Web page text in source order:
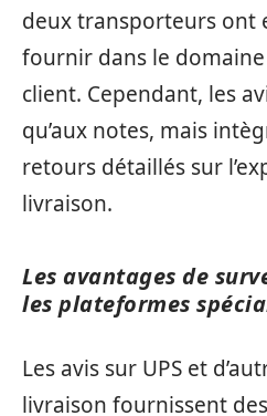
deux transporteurs ont
fournir dans le
client. Cependant, les
qu’aux notes, mais
retours détaillés sur
livraison.
Les avantages de
les plateformes
Les avis sur UPS et
livraison fournissent